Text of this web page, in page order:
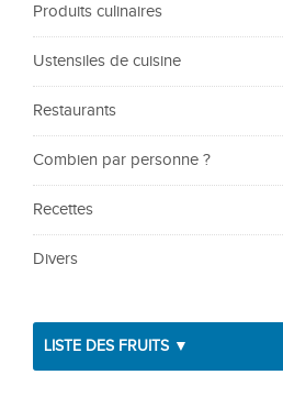
Produits culinaires
Ustensiles de cuisine
Restaurants
Combien par personne ?
Recettes
Divers
LISTE DES FRUITS ▼